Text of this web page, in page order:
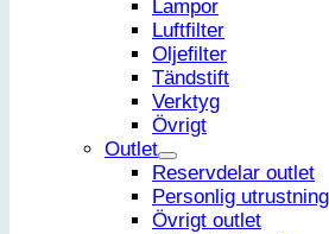
Lampor
Luftfilter
Oljefilter
Tändstift
Verktyg
Övrigt
Outlet
Reservdelar outlet
Personlig
Övrigt outlet